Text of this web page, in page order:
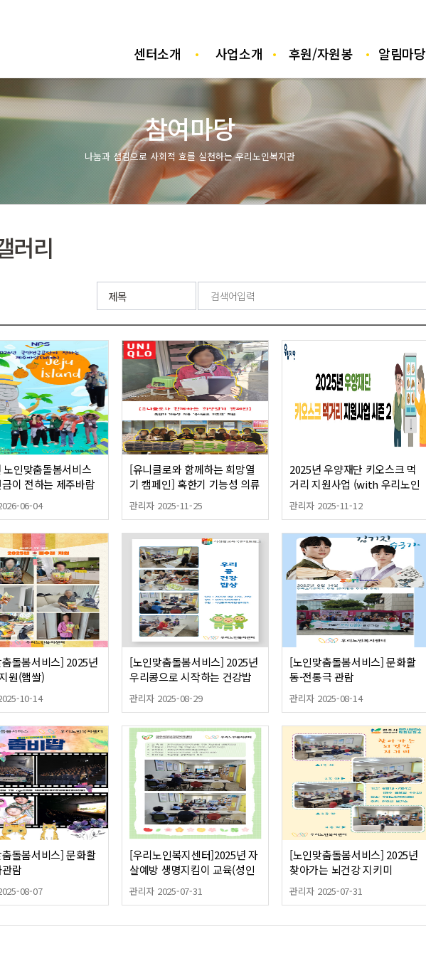
센터소개 사업소개 후원/자원봉 알림마당
참여마당
나눔과 섬김으로 사회적 효를 실천하는 우리노인복지관
러리
노인맞춤돌봄서비스
이 전하는 제주바람
06-04
[유니클로와 함께하는 희망열
기 캠페인] 혹한기 기능성 의류
(히트텍) 지원
관리자 2025-11-25
2025년 우양재단 키오스크 먹
거리 지원사업 (with 우리노인
복지센터)
관리자 2025-11-12
돌봄서비스] 2025년
원(햅쌀)
10-14
[노인맞춤돌봄서비스] 2025년
우리콩으로 시작하는 건강밥
상(영양교육)
관리자 2025-08-29
[노인맞춤돌봄서비스] 문화활
동-전통극 관람
관리자 2025-08-14
돌봄서비스] 문화활
람
08-07
[우리노인복지센터]2025년 자
살예방 생명지킴이 교육(성인
문해)
관리자 2025-07-31
[노인맞춤돌봄서비스] 2025년
찾아가는 뇌건강 지키미
관리자 2025-07-31